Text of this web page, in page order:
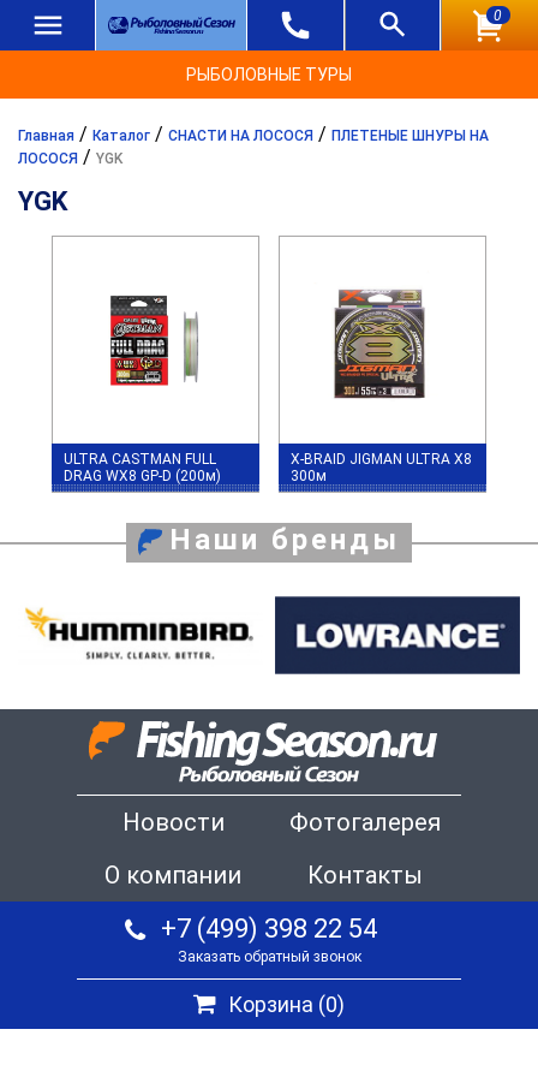
0
РЫБОЛОВНЫЕ ТУРЫ
Главная / Каталог / СНАСТИ НА ЛОСОСЯ / ПЛЕТЕНЫЕ ШНУРЫ НА
ЛОСОСЯ / YGK
YGK
ULTRA CASTMAN FULL
DRAG WX8 GP-D (200м)
X-BRAID JIGMAN ULTRA X8
300м
Наши бренды
Новости
Фотогалерея
О компании
Контакты
+7 (499) 398 22 54
Заказать обратный звонок
Корзина (0)